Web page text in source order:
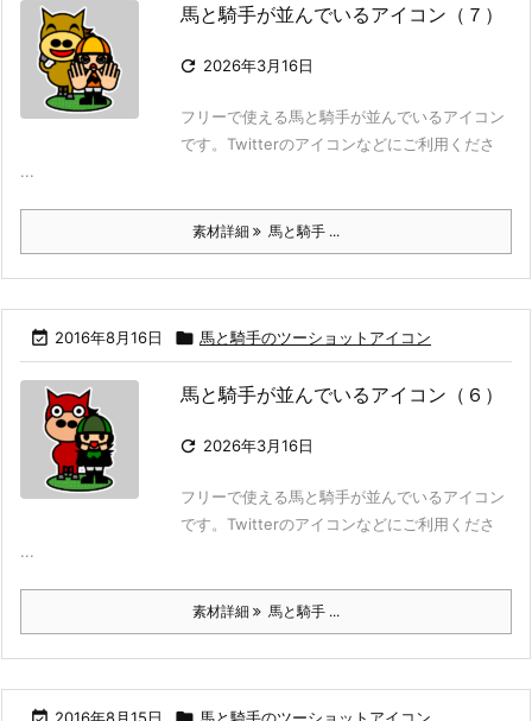
馬と騎手が並んでいるアイコン（７）
 2026年3月16日
フリーで使える馬と騎手が並んでいるアイコン
です。Twitterのアイコンなどにご利用くださ
...
素材詳細 馬と騎手 ...
 2016年8月16日  馬と騎手のツーショットアイコン
馬と騎手が並んでいるアイコン（６）
 2026年3月16日
フリーで使える馬と騎手が並んでいるアイコン
です。Twitterのアイコンなどにご利用くださ
...
素材詳細 馬と騎手 ...
2016年8月15日 馬と騎手のツーショットアイコン